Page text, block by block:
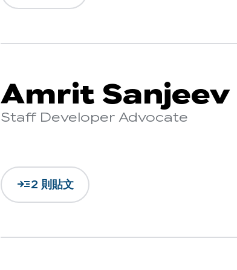
Amrit Sanjeev
Staff Developer Advocate
read_more2 則貼文